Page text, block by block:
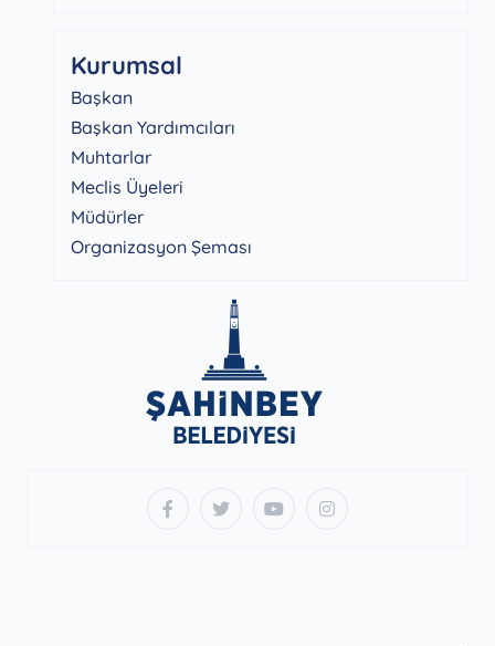
Kurumsal
Başkan
Başkan Yardımcıları
Muhtarlar
Meclis Üyeleri
Müdürler
Organizasyon Şeması